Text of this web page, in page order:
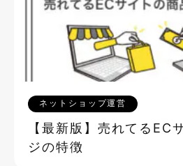
ネットショップ運営
【最新版】売れてるEC
ジの特徴